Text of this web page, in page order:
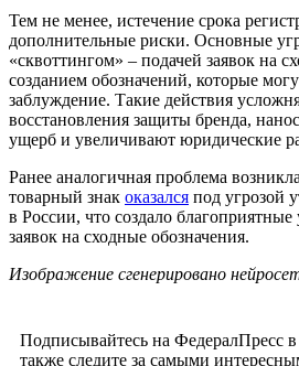
Тем не менее, истечение срока
дополнительные риски. Основные
«сквоттингом» – подачей заявок на
созданием обозначений, которые
заблуждение. Такие действия
восстановления защиты бренда,
ущерб и увеличивают юридические
Ранее аналогичная проблема
товарный знак оказался под угрозой
в России, что создало благоприятные
заявок на сходные обозначения.
Изображение сгенерировано
Подписывайтесь на ФедералПресс в
также следите за самыми